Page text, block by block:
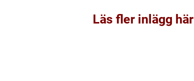
Läs fler inlägg här